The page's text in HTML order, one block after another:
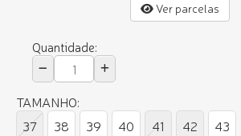
Ver parcelas
Quantidade:
TAMANHO:
37
38 39 40 41 42 43